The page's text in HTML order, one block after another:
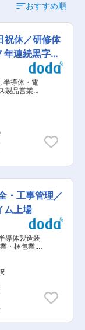
おすすめ順
祝休／研修体
連続黒字の
, 半導体・電
製品営業
動車部品営
・工事管理／
ム上場
導体製造装
・梱包業,
設・店舗・
ィ・ユーテ